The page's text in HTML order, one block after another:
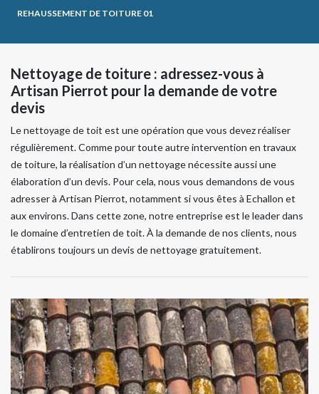
REHAUSSEMENT DE TOITURE 01
Nettoyage de toiture : adressez-vous à
Artisan Pierrot pour la demande de votre
devis
Le nettoyage de toit est une opération que vous devez réaliser
régulièrement. Comme pour toute autre intervention en travaux
de toiture, la réalisation d’un nettoyage nécessite aussi une
élaboration d’un devis. Pour cela, nous vous demandons de vous
adresser à Artisan Pierrot, notamment si vous êtes à Echallon et
aux environs. Dans cette zone, notre entreprise est le leader dans
le domaine d’entretien de toit. À la demande de nos clients, nous
établirons toujours un devis de nettoyage gratuitement.